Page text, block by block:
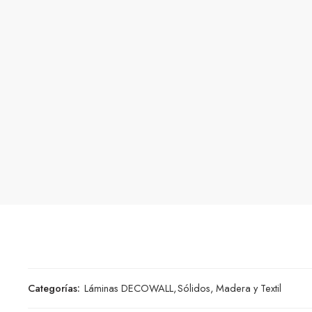
Categorías: Láminas DECOWALL,Sólidos, Madera y Textil